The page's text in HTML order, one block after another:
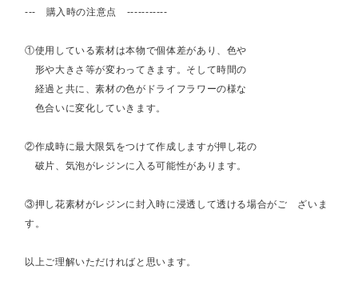
--- 購入時の注意点 -----------
①使用している素材は本物で個体差があり、色や
形や大きさ等が変わってきます。そして時間の
経過と共に、素材の色がドライフラワーの様な
色合いに変化していきます。
②作成時に最大限気をつけて作成しますが押し花の
破片、気泡がレジンに入る可能性があります。
③押し花素材がレジンに封入時に浸透して透ける場合がご ざいま
す。
以上ご理解いただければと思います。